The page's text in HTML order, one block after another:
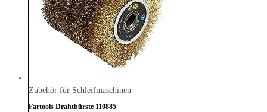
Zubehör für Schleifmaschinen
Fartools Drahtbürste 110885